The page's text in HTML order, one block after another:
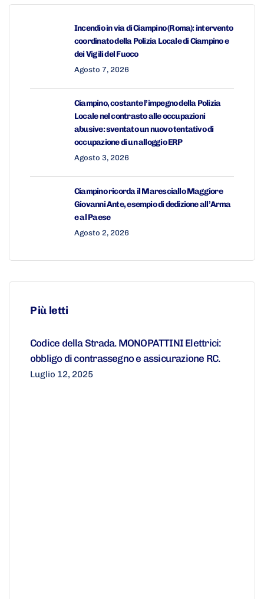
Incendio in via di Ciampino (Roma): intervento
coordinato della Polizia Locale di Ciampino e
dei Vigili del Fuoco
Agosto 7, 2026
Ciampino, costante l’impegno della Polizia
Locale nel contrasto alle occupazioni
abusive: sventato un nuovo tentativo di
occupazione di un alloggio ERP
Agosto 3, 2026
Ciampino ricorda il Maresciallo Maggiore
Giovanni Ante, esempio di dedizione all’Arma
e al Paese
Agosto 2, 2026
Più letti
Codice della Strada. MONOPATTINI Elettrici:
obbligo di contrassegno e assicurazione RC.
Luglio 12, 2025